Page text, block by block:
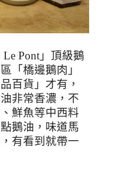
Le Pont 」頂級鵝
「橋邊鵝肉」
百貨」才有，
非常香濃，不
鮮魚等中西料
鵝油，味道馬
有看到就帶一